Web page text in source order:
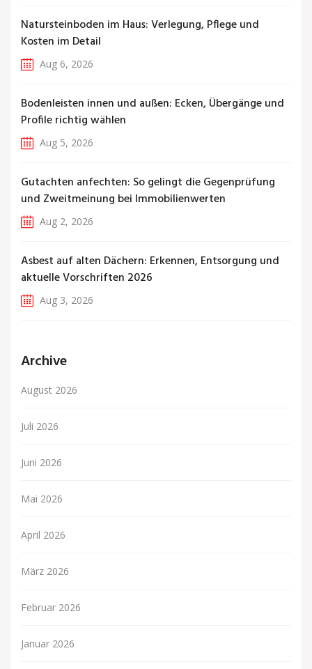
Natursteinboden im Haus: Verlegung, Pflege und
Kosten im Detail
Aug 6, 2026
Bodenleisten innen und außen: Ecken, Übergänge und
Profile richtig wählen
Aug 5, 2026
Gutachten anfechten: So gelingt die Gegenprüfung
und Zweitmeinung bei Immobilienwerten
Aug 2, 2026
Asbest auf alten Dächern: Erkennen, Entsorgung und
aktuelle Vorschriften 2026
Aug 3, 2026
Archive
August 2026
Juli 2026
Juni 2026
Mai 2026
April 2026
März 2026
Februar 2026
Januar 2026